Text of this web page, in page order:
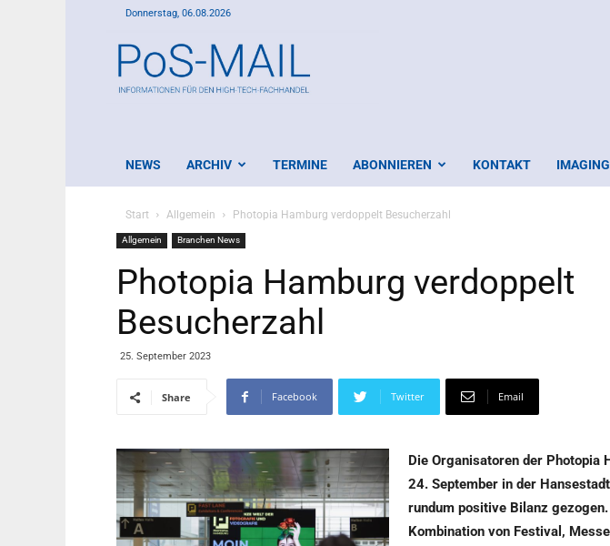
Donnerstag, 06.08.2026
Mail
NEWS ARCHIV TERMINE ABONNIEREN KONTAKT
Start Allgemein Photopia Hamburg verdoppelt Besucherzahl
Allgemein Branchen News
Photopia Hamburg verdoppelt
Besucherzahl
25. September 2023
Share Facebook Twitter Email
Die Organisatoren der Photopia
24. September in der
rundum positive Bilanz
Kombination von Festival,